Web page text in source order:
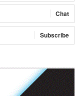
Chat
Subscribe